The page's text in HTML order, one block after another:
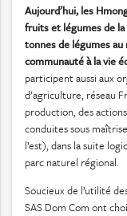
Aujourd’hui, les
fruits et légumes de la
tonnes de légumes
communauté à la vie
participent aussi aux
d’agriculture, réseau
production, des
conduites sous
l’est), dans la suite
parc naturel régional.
Soucieux de l’utilité
SAS Dom Com ont